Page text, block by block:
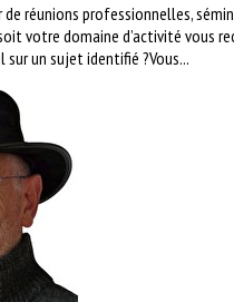
réunions professionnelles,
votre domaine d’activité vous
un sujet identifié ?Vous...